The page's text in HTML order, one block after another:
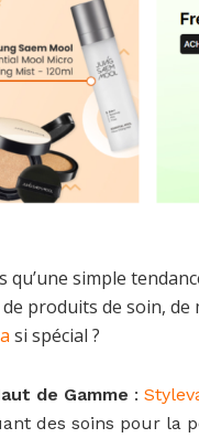
simple
produits de soin, de
si spécial ?
de Gamme :
des soins pour la